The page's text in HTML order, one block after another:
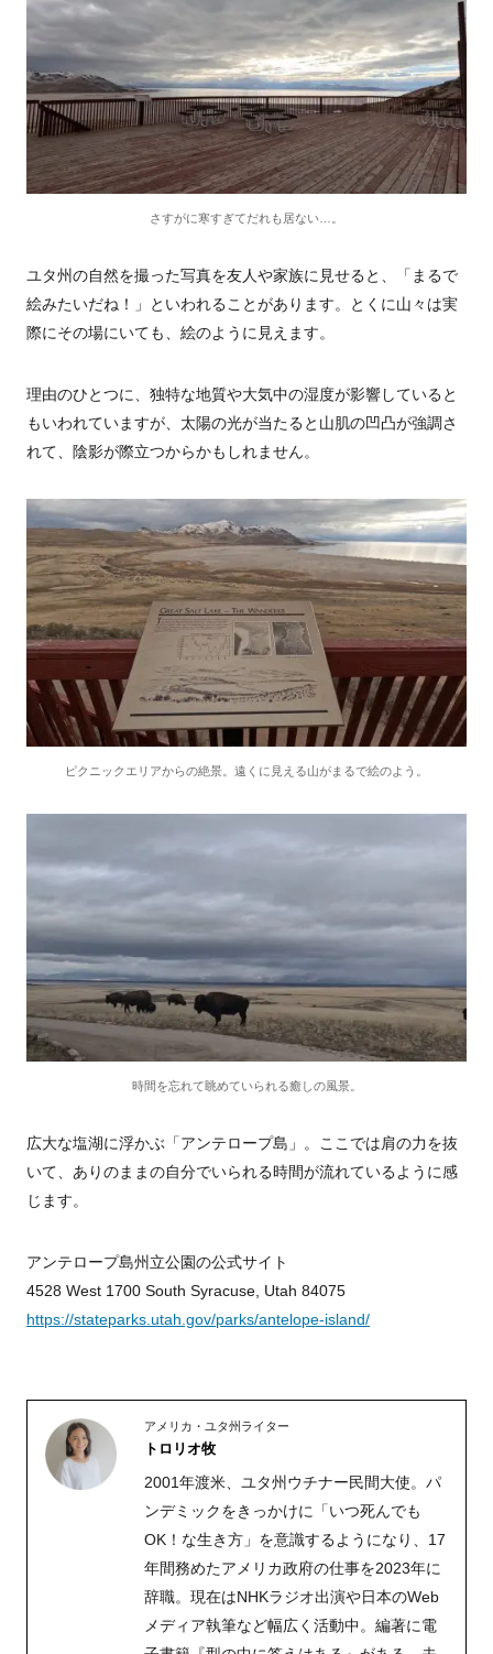
さすがに寒すぎてだれも居ない…。
ユタ州の自然を撮った写真を友人や家族に見せると、「まるで
絵みたいだね！」といわれることがあります。とくに山々は実
際にその場にいても、絵のように見えます。
理由のひとつに、独特な地質や大気中の湿度が影響していると
もいわれていますが、太陽の光が当たると山肌の凹凸が強調さ
れて、陰影が際立つからかもしれません。
ピクニックエリアからの絶景。遠くに見える山がまるで絵のよう。
時間を忘れて眺めていられる癒しの風景。
広大な塩湖に浮かぶ「アンテロープ島」。ここでは肩の力を抜
いて、ありのままの自分でいられる時間が流れているように感
じます。
アンテロープ島州立公園の公式サイト
4528 West 1700 South Syracuse, Utah 84075
https://stateparks.utah.gov/parks/antelope-island/
アメリカ・ユタ州ライター
トロリオ牧
2001年渡米、ユタ州ウチナー民間大使。パ
ンデミックをきっかけに「いつ死んでも
OK！な生き方」を意識するようになり、17
年間務めたアメリカ政府の仕事を2023年に
辞職。現在はNHKラジオ出演や日本のWeb
メディア執筆など幅広く活動中。編著に電